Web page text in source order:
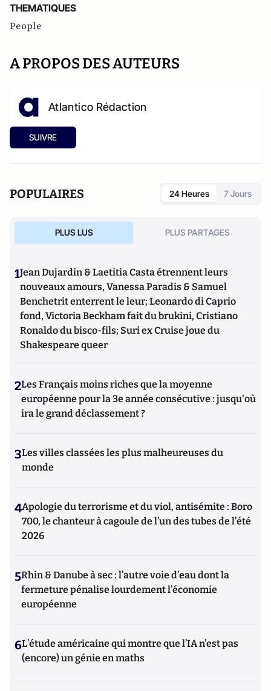
THEMATIQUES
People
A PROPOS DES AUTEURS
Atlantico Rédaction
SUIVRE
POPULAIRES 24 Heures 7 Jours
PLUS LUS PLUS PARTAGES
1Jean Dujardin & Laetitia Casta étrennent leurs
nouveaux amours, Vanessa Paradis & Samuel
Benchetrit enterrent le leur; Leonardo di Caprio
fond, Victoria Beckham fait du brukini, Cristiano
Ronaldo du bisco-fils; Suri ex Cruise joue du
Shakespeare queer
2Les Français moins riches que la moyenne
européenne pour la 3e année consécutive : jusqu'où
ira le grand déclassement ?
3Les villes classées les plus malheureuses du
monde
4Apologie du terrorisme et du viol, antisémite : Boro
700, le chanteur à cagoule de l’un des tubes de l’été
2026
5Rhin & Danube à sec : l’autre voie d’eau dont la
fermeture pénalise lourdement l’économie
européenne
6L’étude américaine qui montre que l’IA n’est pas
(encore) un génie en maths